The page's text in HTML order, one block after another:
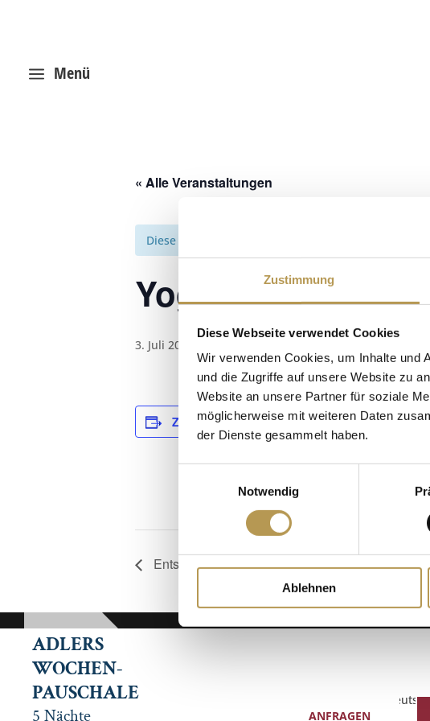
Zustimmung
Diese Webseite verwendet Cookies
Wir verwenden Cookies, um Inhalte und
und die Zugriffe auf unsere Website zu
Website an unsere Partner für soziale
möglicherweise mit weiteren Daten
der Dienste gesammelt haben.
Notwendig
Ablehnen
ADLERS
WOCHEN-
PAUSCHALE
5 Nächte
a Menü
« Alle Veranstaltungen
Diese Veranstaltung hat bereits stattgefunden.
Yoga mit Rosi
3. Juli 2025, 10:30
Zum Kalender hinzufügen
DETAILS
Datum:
3. Juli 2025
Entspannung für Körper, Geist und Seele mit
Deutsch